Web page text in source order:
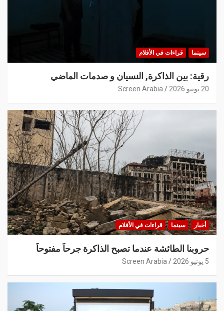
سينما قراءات في الأفلام
رقية: بين الذاكرة, النسيان و صدمات الماضي
20 يونيو 2026 Screen Arabia
أخبار سينما قراءات في الأفلام
حروبنا الطائشة عندما تصبح الذاكرة جرحاً مفتوحاً
5 يونيو 2026 Screen Arabia